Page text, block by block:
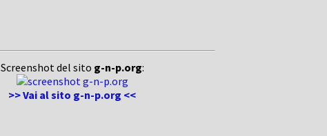
Screenshot del sito g-n-p.org:
>> Vai al sito g-n-p.org <<